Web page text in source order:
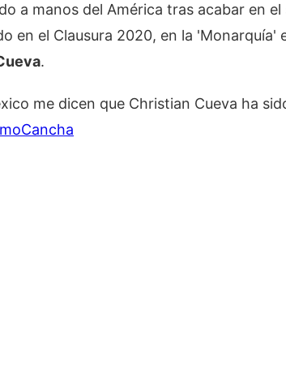
a manos del América tras acabar en
en el Clausura 2020, en la 'Monarquía'
.
me dicen que Christian Cueva ha